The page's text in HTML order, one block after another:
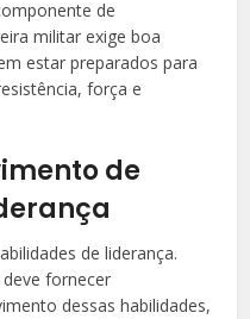
de
militar exige boa
estar preparados para
força e
de
de liderança.
fornecer
dessas habilidades,